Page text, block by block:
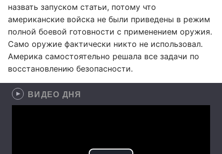
назвать запуском статьи, потому что
американские войска не были приведены в режим
полной боевой готовности с применением оружия.
Само оружие фактически никто не использовал.
Америка самостоятельно решала все задачи по
восстановлению безопасности.
ВИДЕО ДНЯ